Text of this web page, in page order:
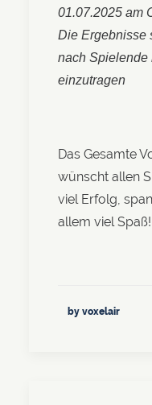
01.07.2025 am
Die Ergebnisse
nach Spielende
einzutragen
Das Gesamte
wünscht allen
viel Erfolg,
allem viel
by voxelair